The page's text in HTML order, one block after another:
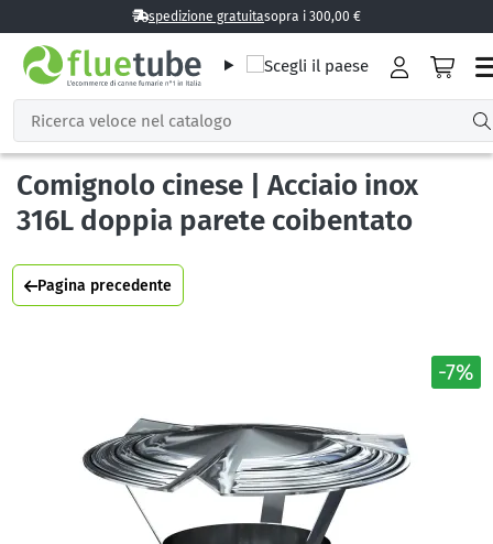
spedizione gratuitasopra i 300,00 €
Comignolo cinese | Acciaio inox
316L doppia parete coibentato
Pagina precedente
-7%